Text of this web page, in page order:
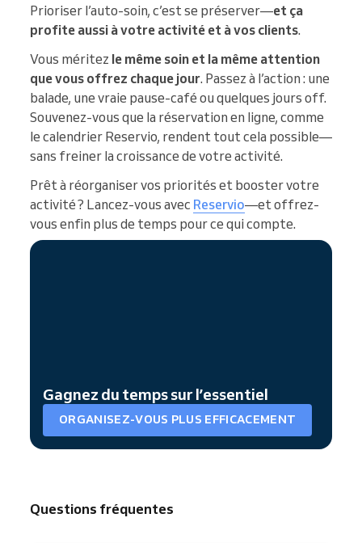
Prioriser l’auto-soin, c’est se préserver—et ça
profite aussi à votre activité et à vos clients.
Vous méritez le même soin et la même attention
que vous offrez chaque jour. Passez à l’action : une
balade, une vraie pause-café ou quelques jours off.
Souvenez-vous que la réservation en ligne, comme
le calendrier Reservio, rendent tout cela possible—
sans freiner la croissance de votre activité.
Prêt à réorganiser vos priorités et booster votre
activité ? Lancez-vous avec Reservio—et offrez-
vous enfin plus de temps pour ce qui compte.
Gagnez du temps sur l’essentiel
ORGANISEZ-VOUS PLUS EFFICACEMENT
Questions fréquentes